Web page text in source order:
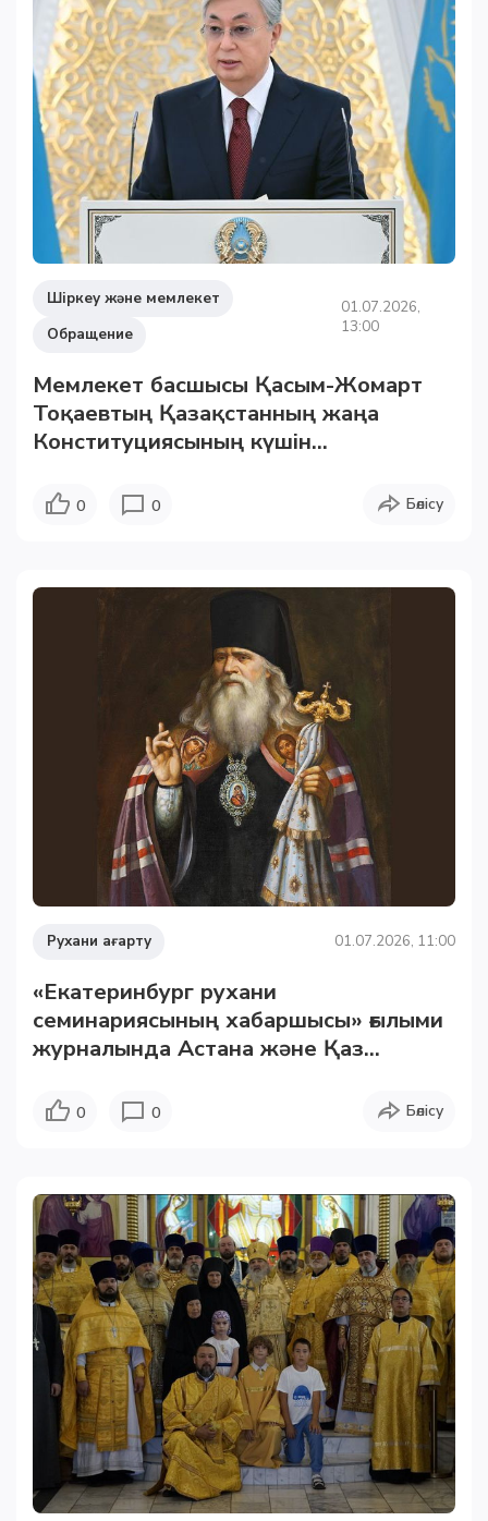
Шіркеу және мемлекет
Обращение
01.07.2026,
13:00
Мемлекет басшысы Қасым-Жомарт
Тоқаевтың Қазақстанның жаңа
Конституциясының күшін...
0 0 Бөлісу
Рухани ағарту 01.07.2026, 11:00
«Екатеринбург рухани
семинариясының хабаршысы» ғылыми
журналында Астана және Қаз...
0 0 Бөлісу